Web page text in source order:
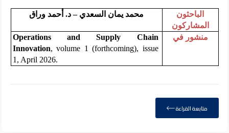
الباحثون
المشاركون
محمد يمان السعدي – د. أحمد وراق
منشور في
Operations and Supply Chain
Innovation, volume 1 (forthcoming), issue
1, April 2026.
متابعة القراءة